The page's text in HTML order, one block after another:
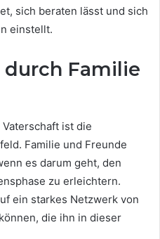
sich beraten lässt und sich
einstellt.
Familie
ist die
Familie und Freunde
es darum geht, den
zu erleichtern.
ein starkes Netzwerk von
die ihn in dieser